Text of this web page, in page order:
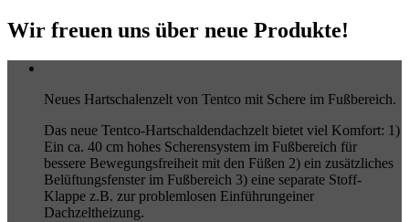
Wir freuen uns über neue Produkte!
Neues Hartschalenzelt von Tentco mit Schere im Fußbereich.
Das neue Tentco-Hartschaldendachzelt bietet viel Komfort: 1)
Ein ca. 40 cm hohes Scherensystem im Fußbereich für
bessere Bewegungsfreiheit mit den Füßen 2) ein zusätzliches
Belüftungsfenster im Fußbereich 3) eine separate Stoff-
Klappe z.B. zur problemlosen Einführungeiner
Dachzeltheizung.